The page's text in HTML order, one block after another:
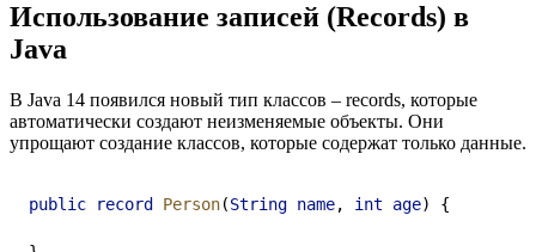
Использование записей (Records) в
Java
В Java 14 появился новый тип классов – records, которые
автоматически создают неизменяемые объекты. Они
упрощают создание классов, которые содержат только данные.
public record Person(String name, int age) {